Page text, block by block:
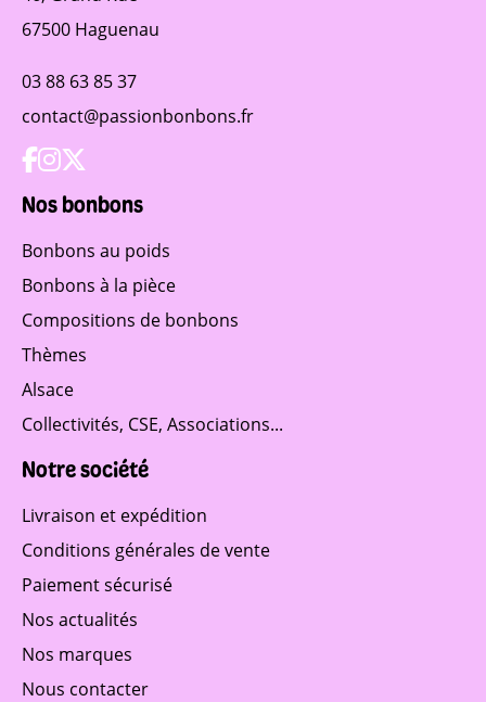
67500 Haguenau
03 88 63 85 37
contact@passionbonbons.fr
Nos bonbons
Bonbons au poids
Bonbons à la pièce
Compositions de bonbons
Thèmes
Alsace
Collectivités, CSE, Associations...
Notre société
Livraison et expédition
Conditions générales de vente
Paiement sécurisé
Nos actualités
Nos marques
Nous contacter